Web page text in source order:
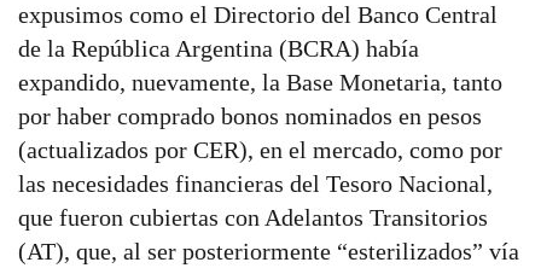
expusimos como el Directorio del Banco Central
de la República Argentina (BCRA) había
expandido, nuevamente, la Base Monetaria, tanto
por haber comprado bonos nominados en pesos
(actualizados por CER), en el mercado, como por
las necesidades financieras del Tesoro Nacional,
que fueron cubiertas con Adelantos Transitorios
(AT), que, al ser posteriormente “esterilizados” vía